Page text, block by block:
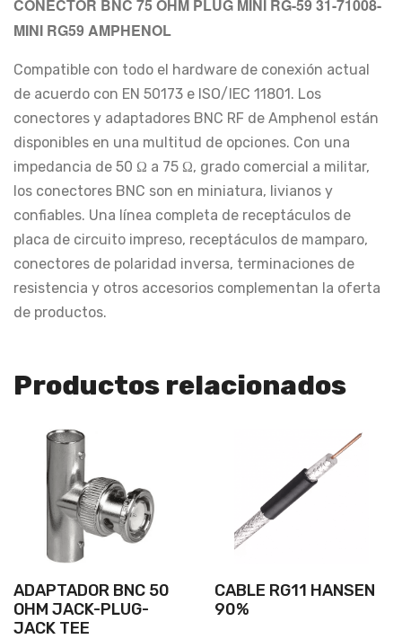
CONECTOR BNC 75 OHM PLUG MINI RG-59 31-71008-
MINI RG59 AMPHENOL
Compatible con todo el hardware de conexión actual
de acuerdo con EN 50173 e ISO/IEC 11801. Los
conectores y adaptadores BNC RF de Amphenol están
disponibles en una multitud de opciones. Con una
impedancia de 50 Ω a 75 Ω, grado comercial a militar,
los conectores BNC son en miniatura, livianos y
confiables. Una línea completa de receptáculos de
placa de circuito impreso, receptáculos de mamparo,
conectores de polaridad inversa, terminaciones de
resistencia y otros accesorios complementan la oferta
de productos.
Productos relacionados
ADAPTADOR BNC 50
OHM JACK-PLUG-
JACK TEE
CABLE RG11 HANSEN
90%